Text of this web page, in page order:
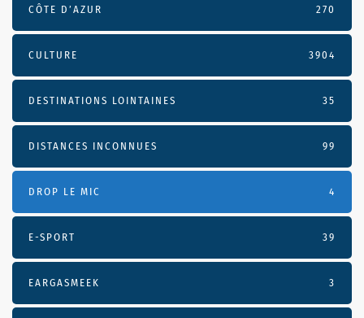
CÔTE D’AZUR 270
CULTURE 3904
DESTINATIONS LOINTAINES 35
DISTANCES INCONNUES 99
DROP LE MIC 4
E-SPORT 39
EARGASMEEK 3